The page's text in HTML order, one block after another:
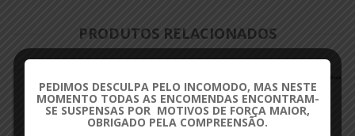
PRODUTOS RELACIONADOS
PEDIMOS DESCULPA PELO INCOMODO, MAS NESTE
MOMENTO TODAS AS ENCOMENDAS ENCONTRAM-
SE SUSPENSAS POR MOTIVOS DE FORÇA MAIOR,
OBRIGADO PELA COMPREENSÃO.